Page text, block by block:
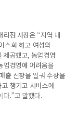
리점 사장은 “지역 내
스화 하고 여성의
제공했고, 농업경영
업경영에 어려움을
출 신장을 일궈 수상을
챙기고 서비스에
다.”고 말했다.